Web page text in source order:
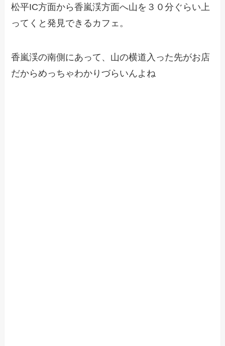
松平IC方面から香嵐渓方面へ山を３０分ぐらい上
ってくと発見できるカフェ。
香嵐渓の南側にあって、山の横道入った先がお店
だからめっちゃわかりづらいんよね